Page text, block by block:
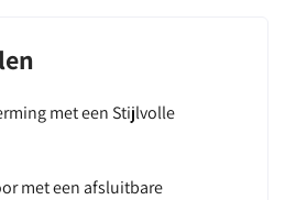
met een Stijlvolle
met een afsluitbare